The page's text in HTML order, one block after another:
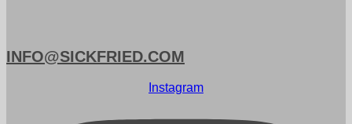
INFO@SICKFRIED.COM
Instagram